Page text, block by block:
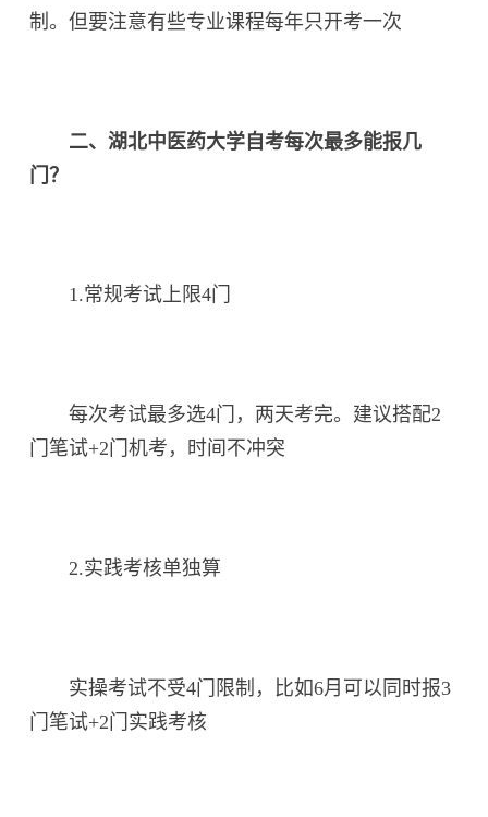
制。但要注意有些专业课程每年只开考一次
二、湖北中医药大学自考每次最多能报几
门？
1.常规考试上限4门
每次考试最多选4门，两天考完。建议搭配2
门笔试+2门机考，时间不冲突
2.实践考核单独算
实操考试不受4门限制，比如6月可以同时报3
门笔试+2门实践考核